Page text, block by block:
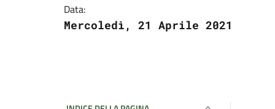
Data:
Mercoledì, 21 Aprile 2021